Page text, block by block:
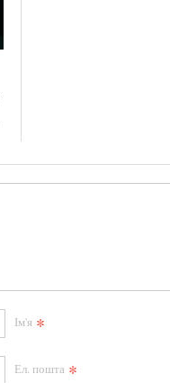
Ім'я *
Ел. пошта *